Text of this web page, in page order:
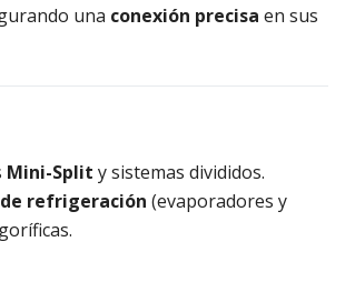
una conexión precisa en sus
Mini-Split y sistemas divididos.
refrigeración (evaporadores y